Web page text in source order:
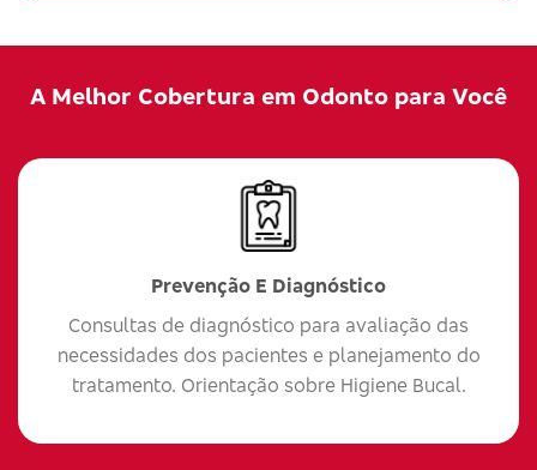
A Melhor Cobertura em Odonto para Você
Prevenção E Diagnóstico
Consultas de diagnóstico para avaliação das
necessidades dos pacientes e planejamento do
tratamento. Orientação sobre Higiene Bucal.